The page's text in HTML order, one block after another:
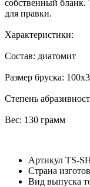
собственный бланк.
для правки.
Характеристики:
Состав: диатомит
Размер бруска:
Степень
Вес: 130 грамм
Артикул TS-
Страна
Вид выпуска